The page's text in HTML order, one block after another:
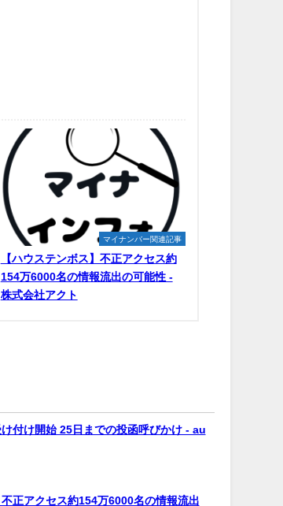
マイナンバー関連記事
【ハウステンボス】不正アクセス約
154万6000名の情報流出の可能性 -
株式会社アクト
付け開始 25日までの投函呼びかけ - au
不正アクセス約154万6000名の情報流出